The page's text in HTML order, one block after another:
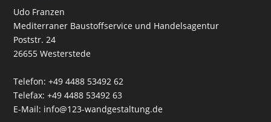
Udo Franzen
Mediterraner Baustoffservice und Handelsagentur
Poststr. 24
26655 Westerstede
Telefon: +49 4488 53492 62
Telefax: +49 4488 53492 63
E-Mail: info@123-wandgestaltung.de